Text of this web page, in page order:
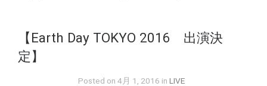
【Earth Day TOKYO 2016 出演決
定】
Posted on 4月 1, 2016 in LIVE